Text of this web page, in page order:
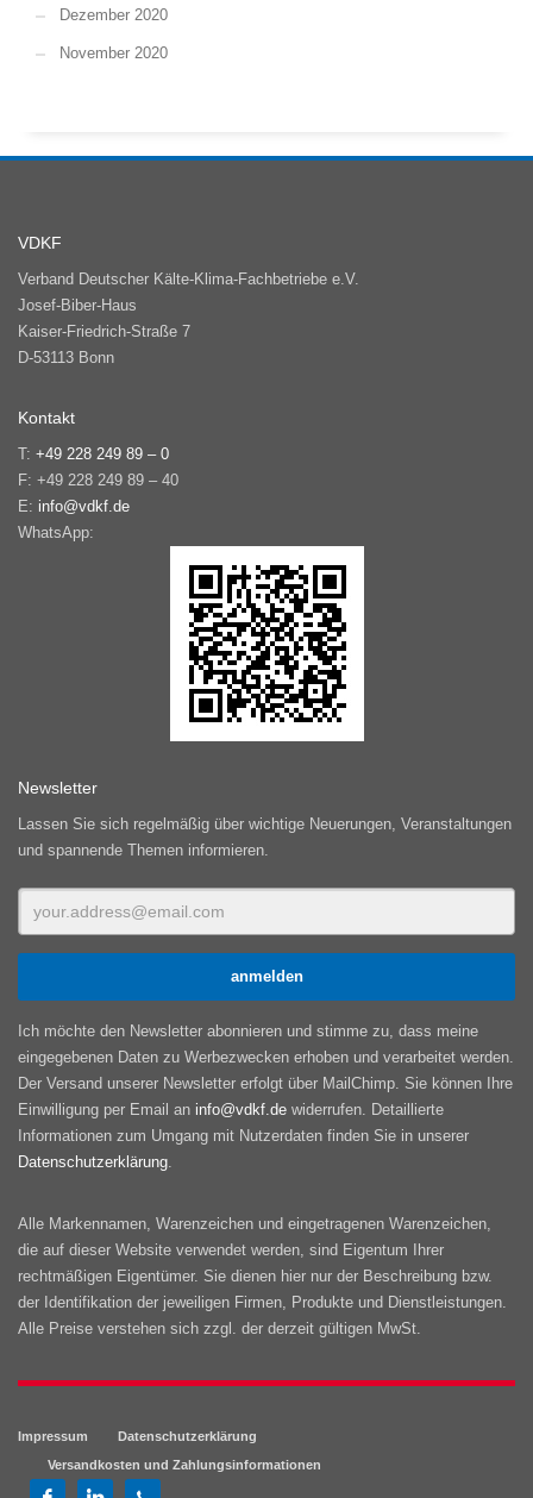
Dezember 2020
November 2020
VDKF
Verband Deutscher Kälte-Klima-Fachbetriebe e.V.
Josef-Biber-Haus
Kaiser-Friedrich-Straße 7
D-53113 Bonn
Kontakt
T: +49 228 249 89 – 0
F: +49 228 249 89 – 40
E: info@vdkf.de
WhatsApp:
Newsletter
Lassen Sie sich regelmäßig über wichtige Neuerungen, Veranstaltungen
und spannende Themen informieren.
Ich möchte den Newsletter abonnieren und stimme zu, dass meine
eingegebenen Daten zu Werbezwecken erhoben und verarbeitet werden.
Der Versand unserer Newsletter erfolgt über MailChimp. Sie können Ihre
Einwilligung per Email an info@vdkf.de widerrufen. Detaillierte
Informationen zum Umgang mit Nutzerdaten finden Sie in unserer
Datenschutzerklärung.
Alle Markennamen, Warenzeichen und eingetragenen Warenzeichen,
die auf dieser Website verwendet werden, sind Eigentum Ihrer
rechtmäßigen Eigentümer. Sie dienen hier nur der Beschreibung bzw.
der Identifikation der jeweiligen Firmen, Produkte und Dienstleistungen.
Alle Preise verstehen sich zzgl. der derzeit gültigen MwSt.
Impressum
Datenschutzerklärung
Versandkosten und Zahlungsinformationen